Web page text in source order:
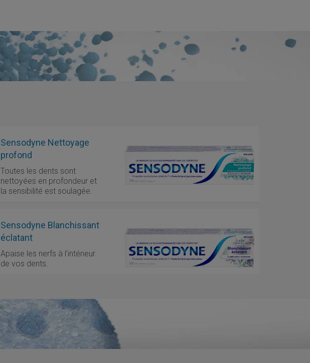
Sensodyne Nettoyage
profond
Toutes les dents sont
nettoyées en profondeur et
la sensibilité est soulagée.
Sensodyne Blanchissant
éclatant
Apaise les nerfs à l’intérieur
de vos dents.